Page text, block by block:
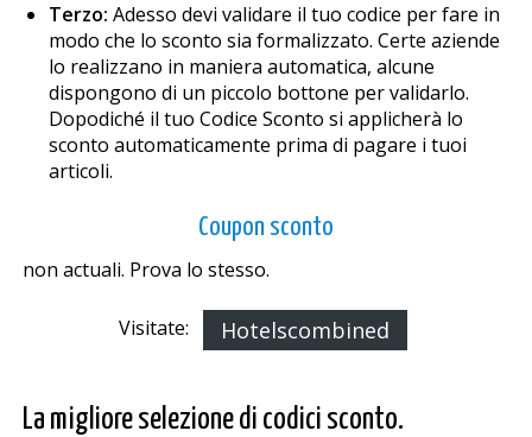
Terzo: Adesso devi validare il tuo codice per fare in
modo che lo sconto sia formalizzato. Certe aziende
lo realizzano in maniera automatica, alcune
dispongono di un piccolo bottone per validarlo.
Dopodiché il tuo Codice Sconto si applicherà lo
sconto automaticamente prima di pagare i tuoi
articoli.
Coupon sconto
non actuali. Prova lo stesso.
Visitate: Hotelscombined
La migliore selezione di codici sconto.